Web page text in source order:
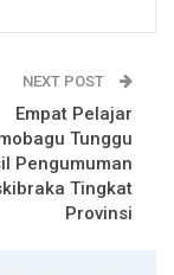
NEXT POST
Empat Pelajar
Tunggu
Pengumuman
Tingkat
Provinsi